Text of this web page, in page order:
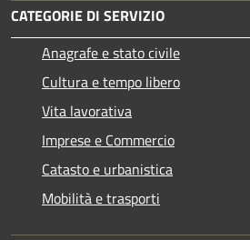
CATEGORIE DI SERVIZIO
Anagrafe e stato civile
Cultura e tempo libero
Vita lavorativa
Imprese e Commercio
Catasto e urbanistica
Mobilità e trasporti